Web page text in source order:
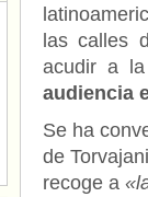
las calles
acudir a
audiencia
Se ha
de
recoge a